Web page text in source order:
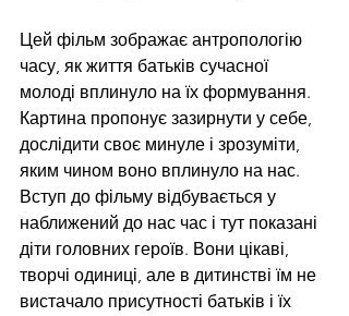
Цей фільм зображає антропологію
часу, як життя батьків сучасної
молоді вплинуло на їх формування.
Картина пропонує зазирнути у себе,
дослідити своє минуле і зрозуміти,
яким чином воно вплинуло на нас.
Вступ до фільму відбувається у
наближений до нас час і тут показані
діти головних героїв. Вони цікаві,
творчі одиниці, але в дитинстві їм не
вистачало присутності батьків і їх